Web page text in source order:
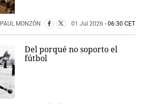
PAUL MONZÓN 01 Jul 2026 - 06:30 CET
Del porqué no soporto el
fútbol